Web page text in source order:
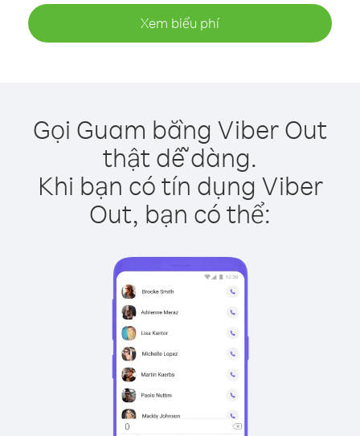
Xem biểu phí
Gọi Guam bằng Viber Out
thật dễ dàng.
Khi bạn có tín dụng Viber
Out, bạn có thể: